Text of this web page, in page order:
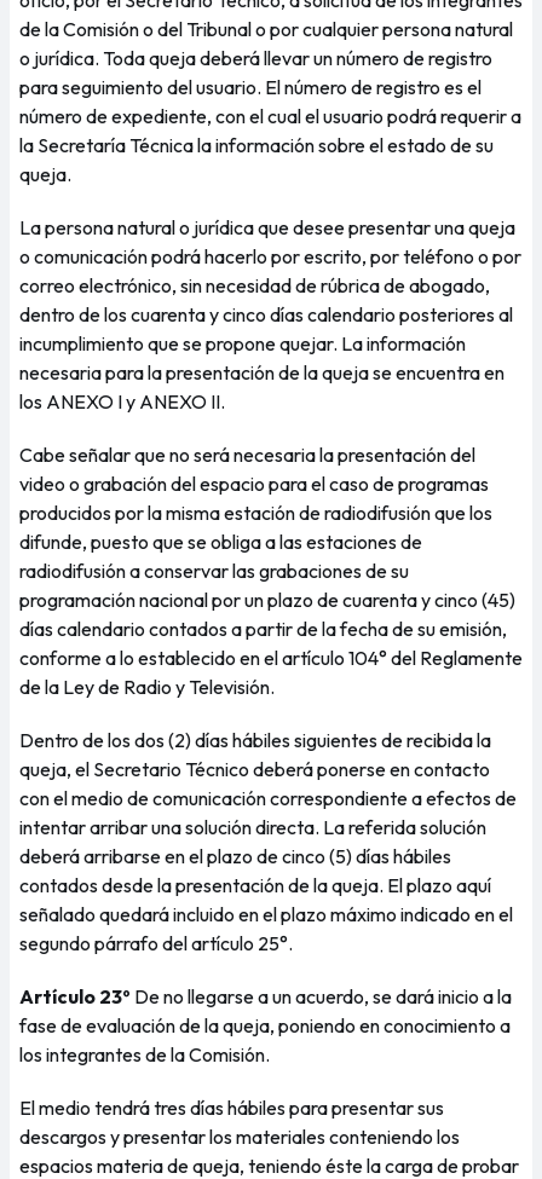
de la Comisión o del Tribunal o por cualquier persona natural
o jurídica. Toda queja deberá llevar un número de registro
para seguimiento del usuario. El número de registro es el
número de expediente, con el cual el usuario podrá requerir a
la Secretaría Técnica la información sobre el estado de su
queja.
La persona natural o jurídica que desee presentar una queja
o comunicación podrá hacerlo por escrito, por teléfono o por
correo electrónico, sin necesidad de rúbrica de abogado,
dentro de los cuarenta y cinco días calendario posteriores al
incumplimiento que se propone quejar. La información
necesaria para la presentación de la queja se encuentra en
los ANEXO I y ANEXO II.
Cabe señalar que no será necesaria la presentación del
video o grabación del espacio para el caso de programas
producidos por la misma estación de radiodifusión que los
difunde, puesto que se obliga a las estaciones de
radiodifusión a conservar las grabaciones de su
programación nacional por un plazo de cuarenta y cinco (45)
días calendario contados a partir de la fecha de su emisión,
conforme a lo establecido en el artículo 104° del Reglamente
de la Ley de Radio y Televisión.
Dentro de los dos (2) días hábiles siguientes de recibida la
queja, el Secretario Técnico deberá ponerse en contacto
con el medio de comunicación correspondiente a efectos de
intentar arribar una solución directa. La referida solución
deberá arribarse en el plazo de cinco (5) días hábiles
contados desde la presentación de la queja. El plazo aquí
señalado quedará incluido en el plazo máximo indicado en el
segundo párrafo del artículo 25°.
Artículo 23º De no llegarse a un acuerdo, se dará inicio a la
fase de evaluación de la queja, poniendo en conocimiento a
los integrantes de la Comisión.
El medio tendrá tres días hábiles para presentar sus
descargos y presentar los materiales conteniendo los
espacios materia de queja, teniendo éste la carga de probar